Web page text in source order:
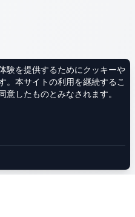
験を提供するためにクッキーや
。本サイトの利用を継続するこ
意したものとみなされます。